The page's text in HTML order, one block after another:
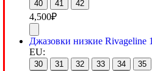
40 41 42
4,500₽
Джазовки низкие Rivageline
EU:
30 31 32 33 34 35